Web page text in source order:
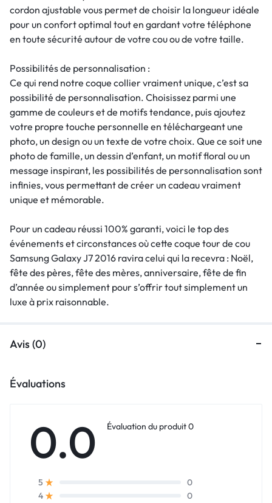
cordon ajustable vous permet de choisir la longueur idéale
pour un confort optimal tout en gardant votre téléphone
en toute sécurité autour de votre cou ou de votre taille.
Possibilités de personnalisation :
Ce qui rend notre coque collier vraiment unique, c’est sa
possibilité de personnalisation. Choisissez parmi une
gamme de couleurs et de motifs tendance, puis ajoutez
votre propre touche personnelle en téléchargeant une
photo, un design ou un texte de votre choix. Que ce soit une
photo de famille, un dessin d’enfant, un motif floral ou un
message inspirant, les possibilités de personnalisation sont
infinies, vous permettant de créer un cadeau vraiment
unique et mémorable.
Pour un cadeau réussi 100% garanti, voici le top des
événements et circonstances où cette coque tour de cou
Samsung Galaxy J7 2016 ravira celui qui la recevra : Noël,
fête des pères, fête des mères, anniversaire, fête de fin
d’année ou simplement pour s’offrir tout simplement un
luxe à prix raisonnable.
Avis (0)
Évaluations
0.0 Évaluation du produit 0
5
0
4
0